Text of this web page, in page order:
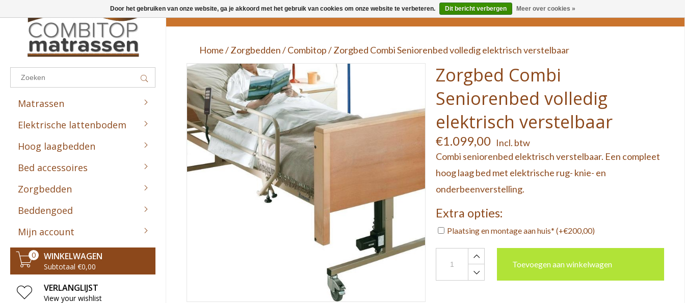
Results found(0)
BEKIJK ALLE RESULTATEN
GA TERUG
Matrassen
Combitop Sport Line
Combitop Preventie Line
Combitop Comfort Line
Combitop Zorg Line
Parkinson matras
Anti Decubitus matras
Matras bij dementie -
Alzheimer
Elektrische lattenbodem
Hoog laagbedden
Bed accessoires
Zorgbedden
Beddengoed
Mijn account
0 WINKELWAGEN
Subtotaal €0,00
VERLANGLIJST
View your wishlist
MAATWERK SLAAPSPECIALIST
Home/Zorgbedden/Combitop/Zorgbed Combi Seniorenbed volledig elektrisch verstelbaar
Zorgbed Combi
Seniorenbed volledig
elektrisch verstelbaar
€1.099,00 Incl. btw
Combi seniorenbed elektrisch verstelbaar. Een compleet
hoog laag bed met elektrische rug- knie- en
onderbeenverstelling.
Extra opties:
Plaatsing en montage aan huis* (+€200,00)
Toevoegen aan winkelwagen
Door het gebruiken van onze website, ga je akkoord met het gebruik van cookies om onze website te verbeteren. Dit bericht verbergen Meer over cookies »